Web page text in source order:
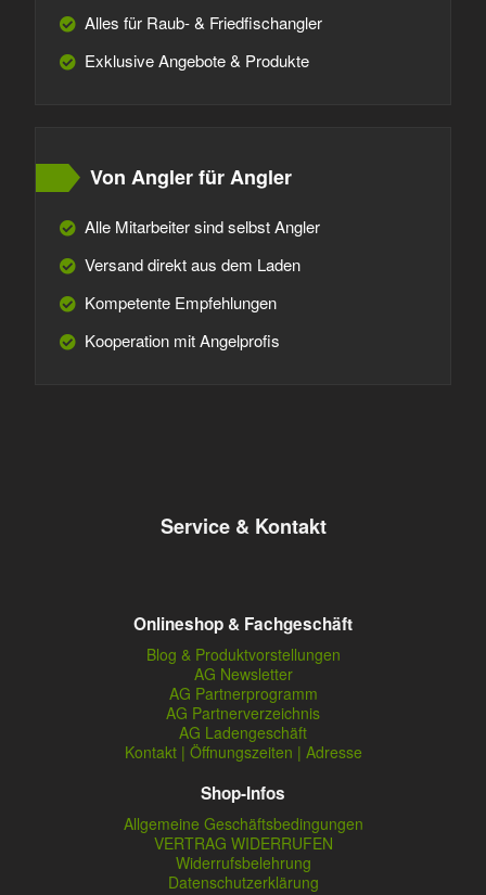
Alles für Raub- & Friedfischangler
Exklusive Angebote & Produkte
Von Angler für Angler
Alle Mitarbeiter sind selbst Angler
Versand direkt aus dem Laden
Kompetente Empfehlungen
Kooperation mit Angelprofis
Service & Kontakt
Onlineshop & Fachgeschäft
Blog & Produktvorstellungen
AG Newsletter
AG Partnerprogramm
AG Partnerverzeichnis
AG Ladengeschäft
Kontakt | Öffnungszeiten | Adresse
Shop-Infos
Allgemeine Geschäftsbedingungen
VERTRAG WIDERRUFEN
Widerrufsbelehrung
Datenschutzerklärung